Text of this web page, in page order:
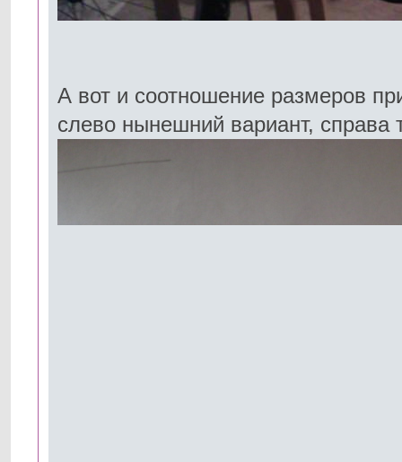
А вот и соотношение размеров
слево нынешний вариант, справа